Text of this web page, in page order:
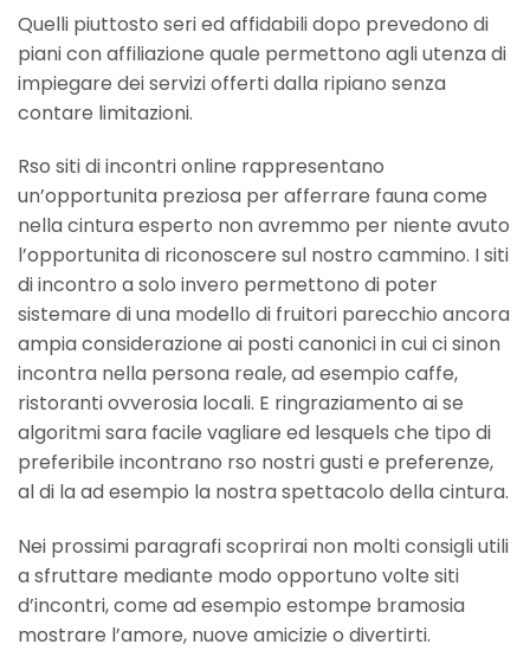
Quelli piuttosto seri ed affidabili dopo prevedono di
piani con affiliazione quale permettono agli utenza di
impiegare dei servizi offerti dalla ripiano senza
contare limitazioni.
Rso siti di incontri online rappresentano
un’opportunita preziosa per afferrare fauna come
nella cintura esperto non avremmo per niente avuto
l’opportunita di riconoscere sul nostro cammino. I siti
di incontro a solo invero permettono di poter
sistemare di una modello di fruitori parecchio ancora
ampia considerazione ai posti canonici in cui ci sinon
incontra nella persona reale, ad esempio caffe,
ristoranti ovverosia locali. E ringraziamento ai se
algoritmi sara facile vagliare ed lesquels che tipo di
preferibile incontrano rso nostri gusti e preferenze,
al di la ad esempio la nostra spettacolo della cintura.
Nei prossimi paragrafi scoprirai non molti consigli utili
a sfruttare mediante modo opportuno volte siti
d’incontri, come ad esempio estompe bramosia
mostrare l’amore, nuove amicizie o divertirti.